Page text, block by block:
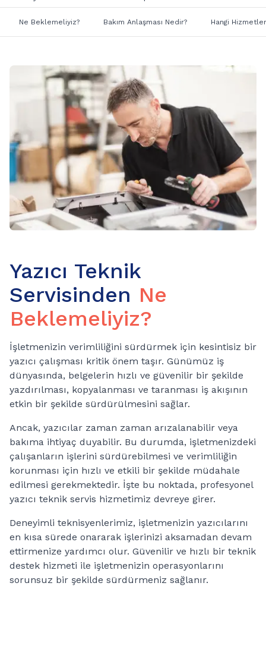
Ne Beklemeliyiz? Bakım Anlaşması Nedir? Hangi
Yazıcı Teknik
Servisinden Ne
Beklemeliyiz?
İşletmenizin verimliliğini sürdürmek için kesintisiz bir
yazıcı çalışması kritik önem taşır. Günümüz iş
dünyasında, belgelerin hızlı ve güvenilir bir şekilde
yazdırılması, kopyalanması ve taranması iş akışının
etkin bir şekilde sürdürülmesini sağlar.
Ancak, yazıcılar zaman zaman arızalanabilir veya
bakıma ihtiyaç duyabilir. Bu durumda, işletmenizdeki
çalışanların işlerini sürdürebilmesi ve verimliliğin
korunması için hızlı ve etkili bir şekilde müdahale
edilmesi gerekmektedir. İşte bu noktada, profesyonel
yazıcı teknik servis hizmetimiz devreye girer.
Deneyimli teknisyenlerimiz, işletmenizin yazıcılarını
en kısa sürede onararak işlerinizi aksamadan devam
ettirmenize yardımcı olur. Güvenilir ve hızlı bir teknik
destek hizmeti ile işletmenizin operasyonlarını
sorunsuz bir şekilde sürdürmeniz sağlanır.